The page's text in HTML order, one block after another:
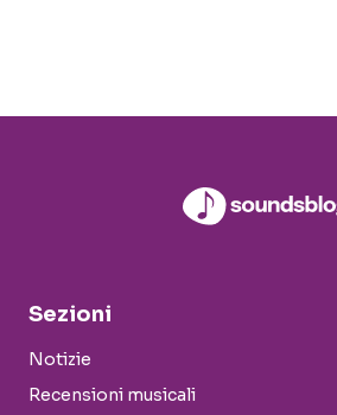
Sezioni
Notizie
Recensioni musicali